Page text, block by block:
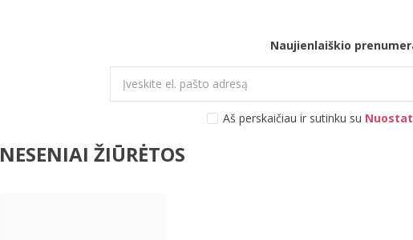
Naujienlaiškio
Aš perskaičiau ir sutinku su
NESENIAI ŽIŪRĖTOS